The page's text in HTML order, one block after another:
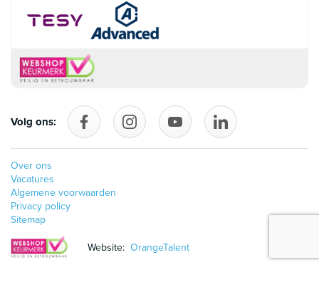
Volg ons: Volg ons op Facebook
follow_us_on_instagram
Volg ons op YouTube
Over ons
Vacatures
Algemene voorwaarden
Privacy policy
Sitemap
Website: OrangeTalent